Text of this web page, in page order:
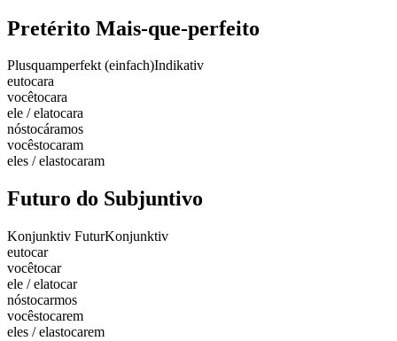
Pretérito Mais-que-perfeito
Plusquamperfekt (einfach)Indikativ
eutocara
vocêtocara
ele / elatocara
nóstocáramos
vocêstocaram
eles / elastocaram
Futuro do Subjuntivo
Konjunktiv FuturKonjunktiv
eutocar
vocêtocar
ele / elatocar
nóstocarmos
vocêstocarem
eles / elastocarem